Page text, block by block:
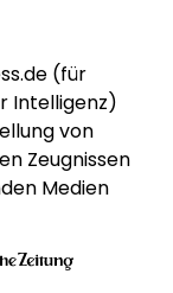
(für
Intelligenz)
von
Zeugnissen
Medien